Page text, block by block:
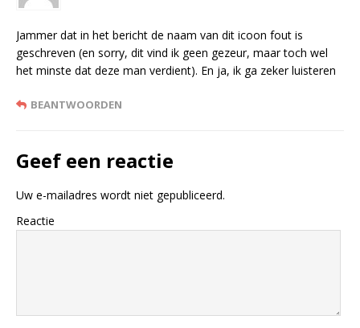
Jammer dat in het bericht de naam van dit icoon fout is
geschreven (en sorry, dit vind ik geen gezeur, maar toch wel
het minste dat deze man verdient). En ja, ik ga zeker luisteren
BEANTWOORDEN
Geef een reactie
Uw e-mailadres wordt niet gepubliceerd.
Reactie